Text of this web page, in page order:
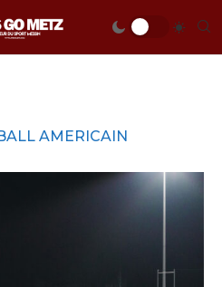
AMERICAIN